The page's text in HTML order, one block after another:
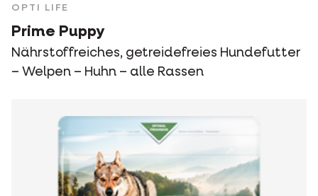
OPTI LIFE
Prime Puppy
Nährstoffreiches, getreidefreies Hundefutter
– Welpen – Huhn – alle Rassen